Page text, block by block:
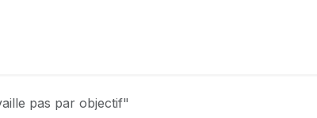
pas par objectif"